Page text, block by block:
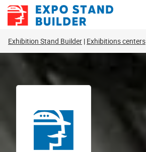
Skip
Exhibition Stand Builder Exhibitions centers